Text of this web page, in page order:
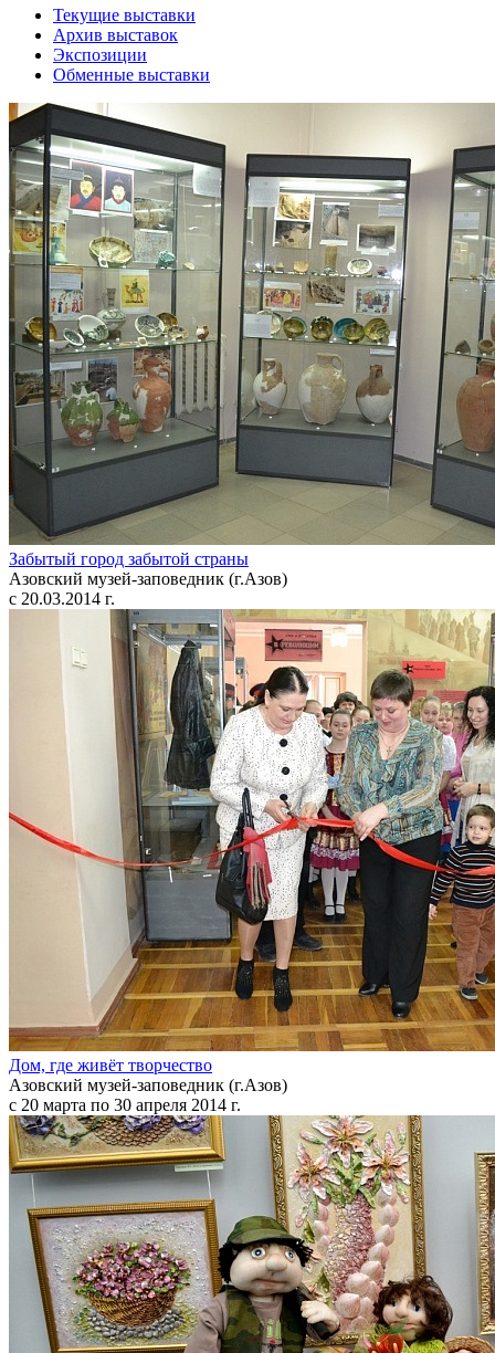
Текущие выставки
Архив выставок
Экспозиции
Обменные выставки
Забытый город забытой страны
Азовский музей-заповедник (г.Азов)
с 20.03.2014 г.
Дом, где живёт творчество
Азовский музей-заповедник (г.Азов)
с 20 марта по 30 апреля 2014 г.